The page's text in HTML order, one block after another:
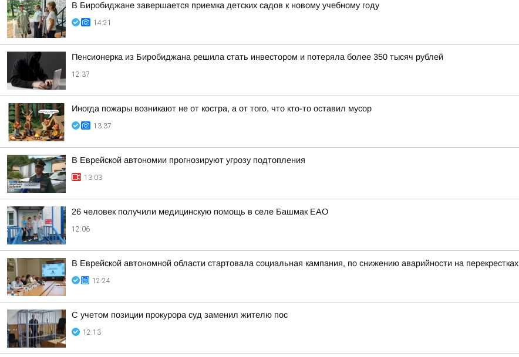
В Биробиджане завершается приемка детских садов к новому учебному году
14:21
Пенсионерка из Биробиджана решила стать инвестором и потеряла более 350 тысяч рублей
12:37
Иногда пожары возникают не от костра, а от того, что кто-то оставил мусор
13:37
В Еврейской автономии прогнозируют угрозу подтопления
13:03
26 человек получили медицинскую помощь в селе Башмак ЕАО
12:06
В Еврейской автономной области стартовала социальная кампания, по снижению аварийности на перекрестках
12:24
С учетом позиции прокурора суд заменил жителю пос
12:13